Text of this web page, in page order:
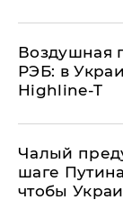
Воздушная
РЭБ: в
Highline-T
Чалый
шаге
чтобы